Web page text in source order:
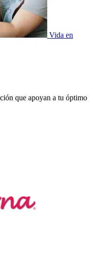
Vida en
que apoyan a tu óptimo